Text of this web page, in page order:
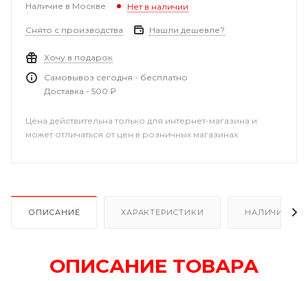
Наличие в Москве Нет в наличии
Снято с производства Нашли дешевле?
Хочу в подарок
Самовывоз сегодня - бесплатно
Доставка - 500 ₽
Цена действительна только для интернет-магазина и
может отличаться от цен в розничных магазинах
ОПИСАНИЕ ХАРАКТЕРИСТИКИ НАЛИЧИЕ
ОПИСАНИЕ ТОВАРА